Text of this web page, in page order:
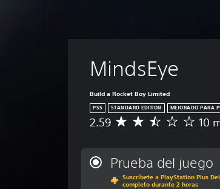
MindsEye
Build a Rocket Boy Limited
PS5 STANDARD EDITION MEJORADO PARA
C
i
f
2.59 10
Prueba del juego
Suscríbete a PlayStation Plus
completo durante 2 horas